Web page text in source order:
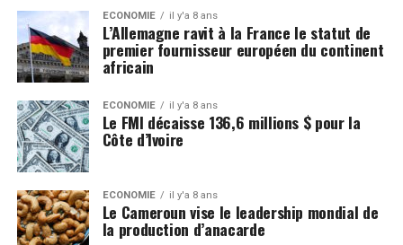
ECONOMIE il y'a 8 ans
L’Allemagne ravit à la France le statut de
premier fournisseur européen du continent
africain
ECONOMIE il y'a 8 ans
Le FMI décaisse 136,6 millions $ pour la
Côte d’Ivoire
ECONOMIE il y'a 8 ans
Le Cameroun vise le leadership mondial de
la production d’anacarde